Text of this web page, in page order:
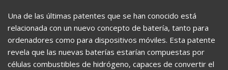
Una de las últimas patentes que se han conocido está
relacionada con un nuevo concepto de batería, tanto para
ordenadores como para dispositivos móviles. Esta patente
revela que las nuevas baterías estarían compuestas por
células combustibles de hidrógeno, capaces de convertir el